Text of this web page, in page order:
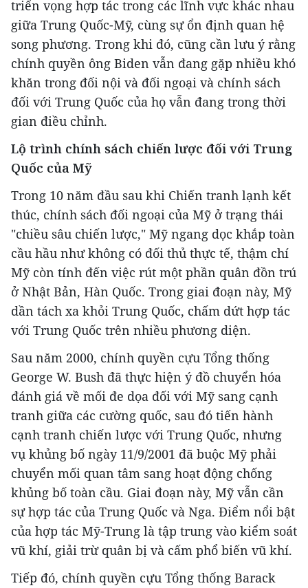
triển vọng hợp tác trong các lĩnh vực khác nhau
giữa Trung Quốc-Mỹ, cùng sự ổn định quan hệ
song phương. Trong khi đó, cũng cần lưu ý rằng
chính quyền ông Biden vẫn đang gặp nhiều khó
khăn trong đối nội và đối ngoại và chính sách
đối với Trung Quốc của họ vẫn đang trong thời
gian điều chỉnh.
Lộ trình chính sách chiến lược đối với Trung
Quốc của Mỹ
Trong 10 năm đầu sau khi Chiến tranh lạnh kết
thúc, chính sách đối ngoại của Mỹ ở trạng thái
"chiều sâu chiến lược," Mỹ ngang dọc khắp toàn
cầu hầu như không có đối thủ thực tế, thậm chí
Mỹ còn tính đến việc rút một phần quân đồn trú
ở Nhật Bản, Hàn Quốc. Trong giai đoạn này, Mỹ
dần tách xa khỏi Trung Quốc, chấm dứt hợp tác
với Trung Quốc trên nhiều phương diện.
Sau năm 2000, chính quyền cựu Tổng thống
George W. Bush đã thực hiện ý đồ chuyển hóa
đánh giá về mối đe dọa đối với Mỹ sang cạnh
tranh giữa các cường quốc, sau đó tiến hành
cạnh tranh chiến lược với Trung Quốc, nhưng
vụ khủng bố ngày 11/9/2001 đã buộc Mỹ phải
chuyển mối quan tâm sang hoạt động chống
khủng bố toàn cầu. Giai đoạn này, Mỹ vẫn cần
sự hợp tác của Trung Quốc và Nga. Điểm nổi bật
của hợp tác Mỹ-Trung là tập trung vào kiểm soát
vũ khí, giải trừ quân bị và cấm phổ biến vũ khí.
Tiếp đó, chính quyền cựu Tổng thống Barack